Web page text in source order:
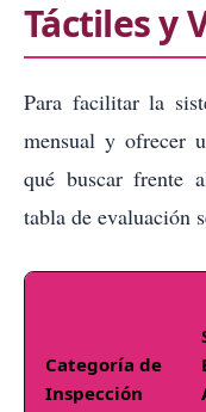
Táctiles y
Para facilitar la
mensual y ofrecer
qué buscar frente
tabla de evaluación
Categoría de
Inspección